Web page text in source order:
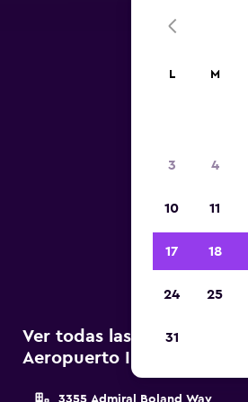
A
Ver todas las agencias de
Aeropuerto Internacional
3355 Admiral Boland Way
L M
3 4
10 11
17 18
24 25
31